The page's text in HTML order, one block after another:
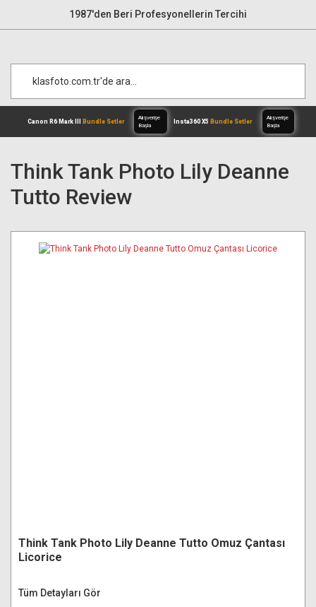
1987'den Beri Profesyonellerin Tercihi
Canon R6 Mark III
Think Tank Photo Lily Deanne
Tutto Review
Think Tank Photo Lily Deanne Tutto Omuz Çantası
Licorice
Tüm Detayları Gör